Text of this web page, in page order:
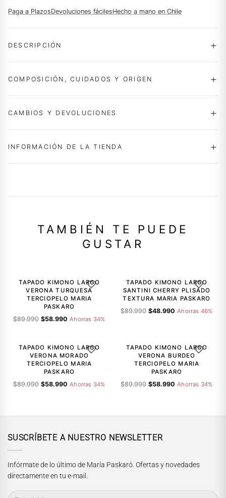
Paga a PlazosDevoluciones fácilesHecho a mano en Chile
DESCRIPCIÓN
COMPOSICIÓN, CUIDADOS Y ORIGEN
CAMBIOS Y DEVOLUCIONES
INFORMACIÓN DE LA TIENDA
TAMBIÉN TE PUEDE
GUSTAR
AGREGAR A LA LISTA DE DESEOS
TAPADO KIMONO LARGO
VERONA TURQUESA
TERCIOPELO MARIA
PASKARO
$89.990
El
era:
$89.990.
$58.990
El
es:
$58.990.
Ahorras 34%
AGREGAR
TAPADO KIMONO LARGO
SANTINI CHERRY PLISADO
TEXTURA MARIA PASKARO
$89.990
El
$89.990.
$48.990
El
$48.990.
Ahorras 46%
AGREGAR A LA LISTA DE DESEOS
TAPADO KIMONO LARGO
VERONA MORADO
TERCIOPELO MARIA
PASKARO
$89.990
El
$58.990
El
Ahorras 34%
AGREGAR
TAPADO KIMONO LARGO
VERONA BURDEO
TERCIOPELO MARIA
PASKARO
$89.990
El
$58.990
El
Ahorras 34%
SUSCRÍBETE A NUESTRO NEWSLETTER
Infórmate de lo último de María Paskaró. Ofertas y novedades
directamente en tu e-mail.